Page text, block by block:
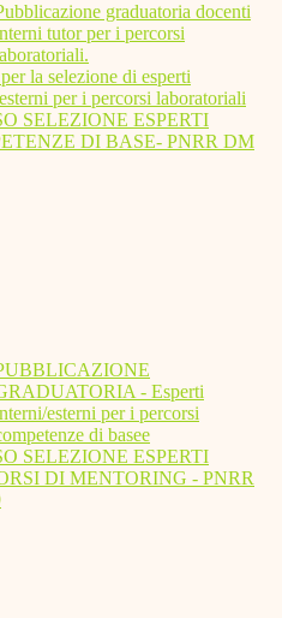
graduatoria docenti
tutor per i percorsi
la selezione di esperti
per i percorsi laboratoriali
SELEZIONE ESPERTI
DI BASE- PNRR DM
- Esperti
esterni per i percorsi
di basee
SELEZIONE ESPERTI
DI MENTORING - PNRR